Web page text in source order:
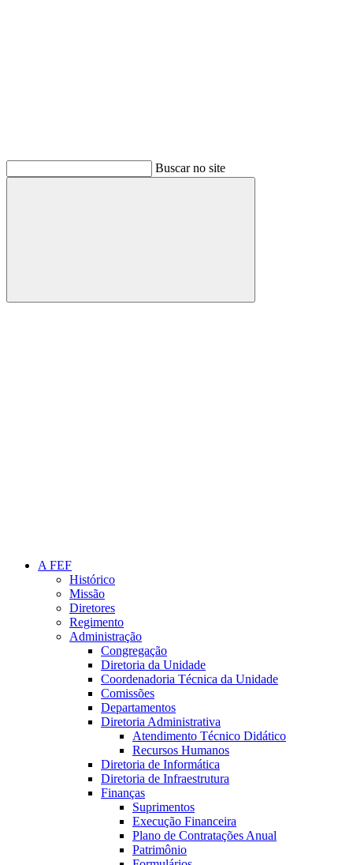
Buscar no site
Buscar
A FEF
Histórico
Missão
Diretores
Regimento
Administração
Congregação
Diretoria da Unidade
Coordenadoria Técnica da Unidade
Comissões
Departamentos
Diretoria Administrativa
Atendimento Técnico Didático
Recursos Humanos
Diretoria de Informática
Diretoria de Infraestrutura
Finanças
Suprimentos
Execução Financeira
Plano de Contratações Anual
Patrimônio